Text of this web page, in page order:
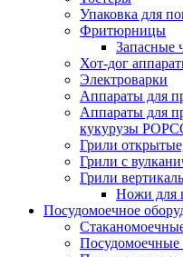
Упаковка для
Фритюрницы
Запасные
Хот-дог
Электроварки
Аппараты для
Аппараты для
кукурузы
Грили
Грили с
Грили
Ножи для
Посудомоечное
Посудомоечные